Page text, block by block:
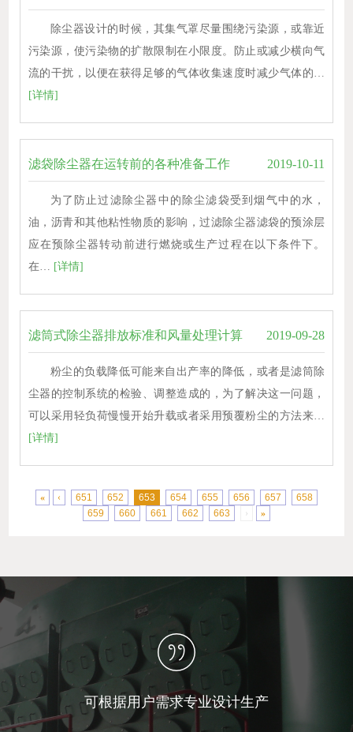
除尘器设计的时候，其集气罩尽量围绕污染源，或靠近
污染源，使污染物的扩散限制在小限度。防止或减少横向气
流的干扰，以便在获得足够的气体收集速度时减少气体的…
[详情]
滤袋除尘器在运转前的各种准备工作 2019-10-11
为了防止过滤除尘器中的除尘滤袋受到烟气中的水，
油，沥青和其他粘性物质的影响，过滤除尘器滤袋的预涂层
应在预除尘器转动前进行燃烧或生产过程在以下条件下。
在…
[详情]
滤筒式除尘器排放标准和风量处理计算 2019-09-28
粉尘的负载降低可能来自出产率的降低，或者是滤筒除
尘器的控制系统的检验、调整造成的，为了解决这一问题，
可以采用轻负荷慢慢开始升载或者采用预覆粉尘的方法来…
[详情]
« ‹ 651 652 653 654 655 656 657
658
659
660 661 662 663 › »
可根据用户需求专业设计生产